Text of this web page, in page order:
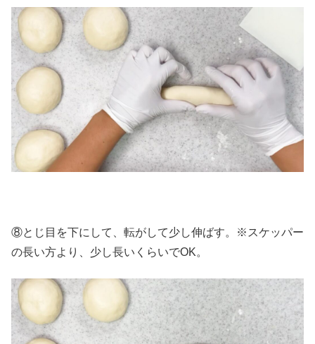
⑧とじ目を下にして、転がして少し伸ばす。※スケッパー
の長い方より、少し長いくらいでOK。